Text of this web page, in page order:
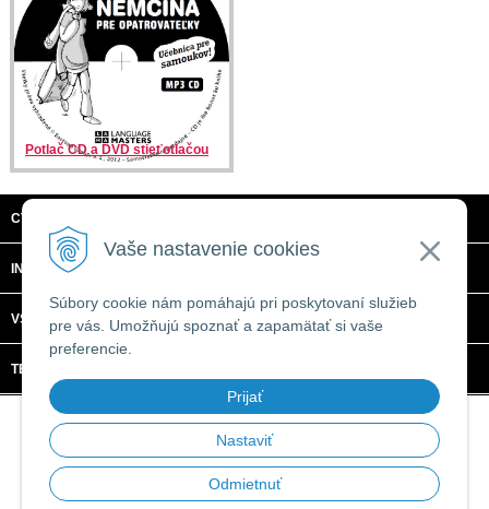
Vaše nastavenie cookies
Súbory cookie nám pomáhajú pri poskytovaní služieb
pre vás. Umožňujú spoznať a zapamätať si vaše
preferencie.
Prijať
Nastaviť
Odmietnuť
Potlač CD a DVD stieťotlačou
CTRL + C, S.R.O.
INFORMÁCIE
VŠETKO O NÁKUPE
TECHNICKÉ ŠPECIFIKÁCIE
© 2026 CTRL + C, s.r.o. • tvorba eshopu cez UNIobchod
spoločnosti
WEBYGROUP